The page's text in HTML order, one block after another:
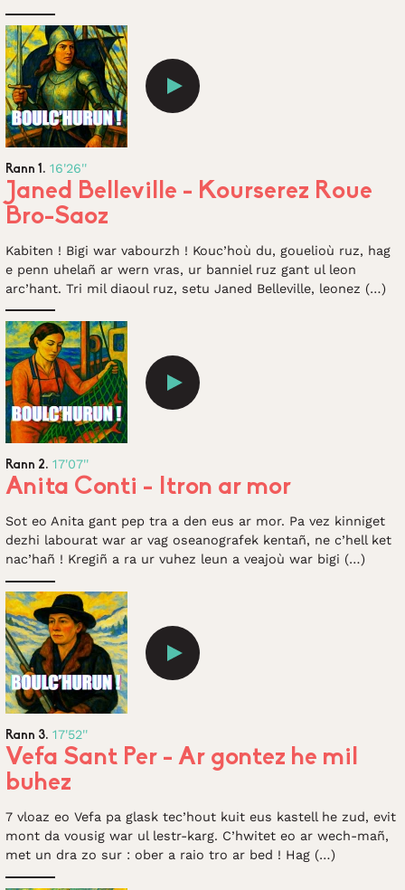
Rann 1. 16'26''
Janed Belleville - Kourserez Roue
Bro-Saoz
Kabiten ! Bigi war vabourzh ! Kouc’hoù du, gouelioù ruz, hag
e penn uhelañ ar wern vras, ur banniel ruz gant ul leon
arc’hant. Tri mil diaoul ruz, setu Janed Belleville, leonez (…)
Rann 2. 17'07''
Anita Conti - Itron ar mor
Sot eo Anita gant pep tra a den eus ar mor. Pa vez kinniget
dezhi labourat war ar vag oseanografek kentañ, ne c’hell ket
nac’hañ ! Kregiñ a ra ur vuhez leun a veajoù war bigi (…)
Rann 3. 17'52''
Vefa Sant Per - Ar gontez he mil
buhez
7 vloaz eo Vefa pa glask tec’hout kuit eus kastell he zud, evit
mont da vousig war ul lestr-karg. C’hwitet eo ar wech-mañ,
met un dra zo sur : ober a raio tro ar bed ! Hag (…)